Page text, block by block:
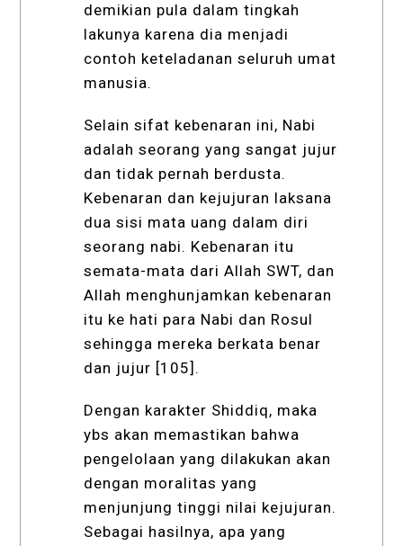
demikian pula dalam tingkah
lakunya karena dia menjadi
contoh keteladanan seluruh umat
manusia.
Selain sifat kebenaran ini, Nabi
adalah seorang yang sangat jujur
dan tidak pernah berdusta.
Kebenaran dan kejujuran laksana
dua sisi mata uang dalam diri
seorang nabi. Kebenaran itu
semata-mata dari Allah SWT, dan
Allah menghunjamkan kebenaran
itu ke hati para Nabi dan Rosul
sehingga mereka berkata benar
dan jujur [105].
Dengan karakter Shiddiq, maka
ybs akan memastikan bahwa
pengelolaan yang dilakukan akan
dengan moralitas yang
menjunjung tinggi nilai kejujuran.
Sebagai hasilnya, apa yang